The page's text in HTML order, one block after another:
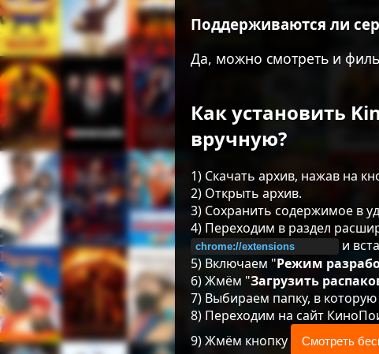
Поддерживаются ли
Да, можно смотреть и
Как установить
вручную?
1) Скачать архив, нажав на
2) Открыть архив.
3) Сохранить содержимое в
4) Переходим в раздел
и
5) Включаем "Режим
6) Жмём "Загрузить
7) Выбираем папку, в
8) Переходим на сайт
9) Жмём кнопку